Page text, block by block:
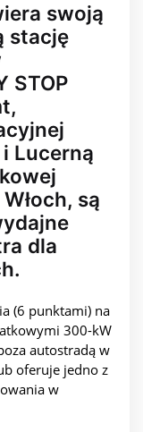
swoją
stację
STOP
Lucerną
są
dla
(6 punktami) na
300-kW
autostradą w
oferuje jedno z
w